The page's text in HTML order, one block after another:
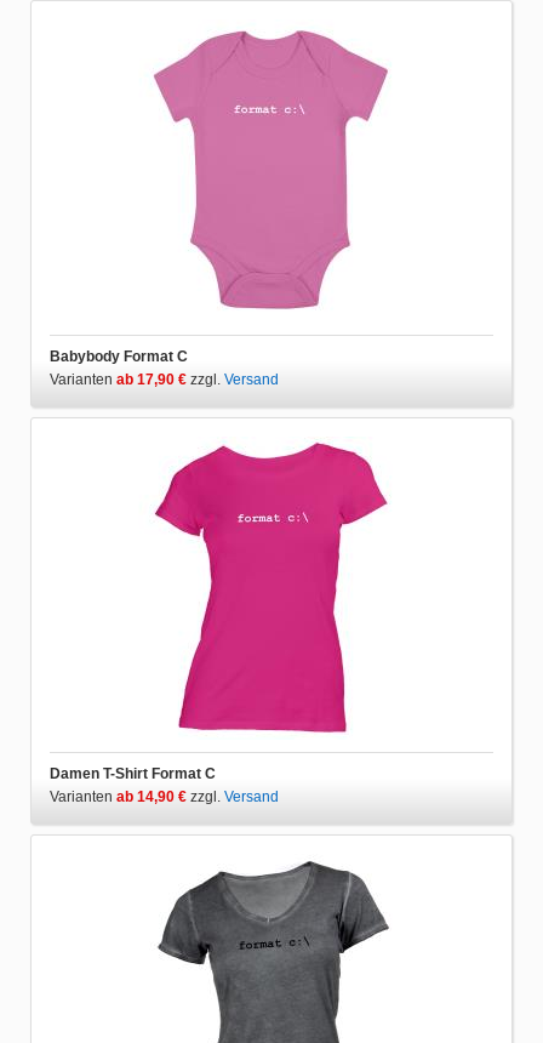
Babybody Format C
Varianten ab 17,90 € zzgl. Versand
Damen T-Shirt Format C
Varianten ab 14,90 € zzgl. Versand